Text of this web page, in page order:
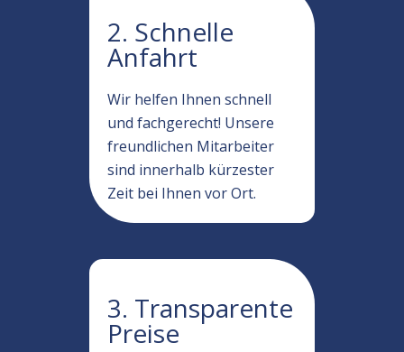
2. Schnelle
Anfahrt
Wir helfen Ihnen schnell
und fachgerecht! Unsere
freundlichen Mitarbeiter
sind innerhalb kürzester
Zeit bei Ihnen vor Ort.
3. Transparente
Preise